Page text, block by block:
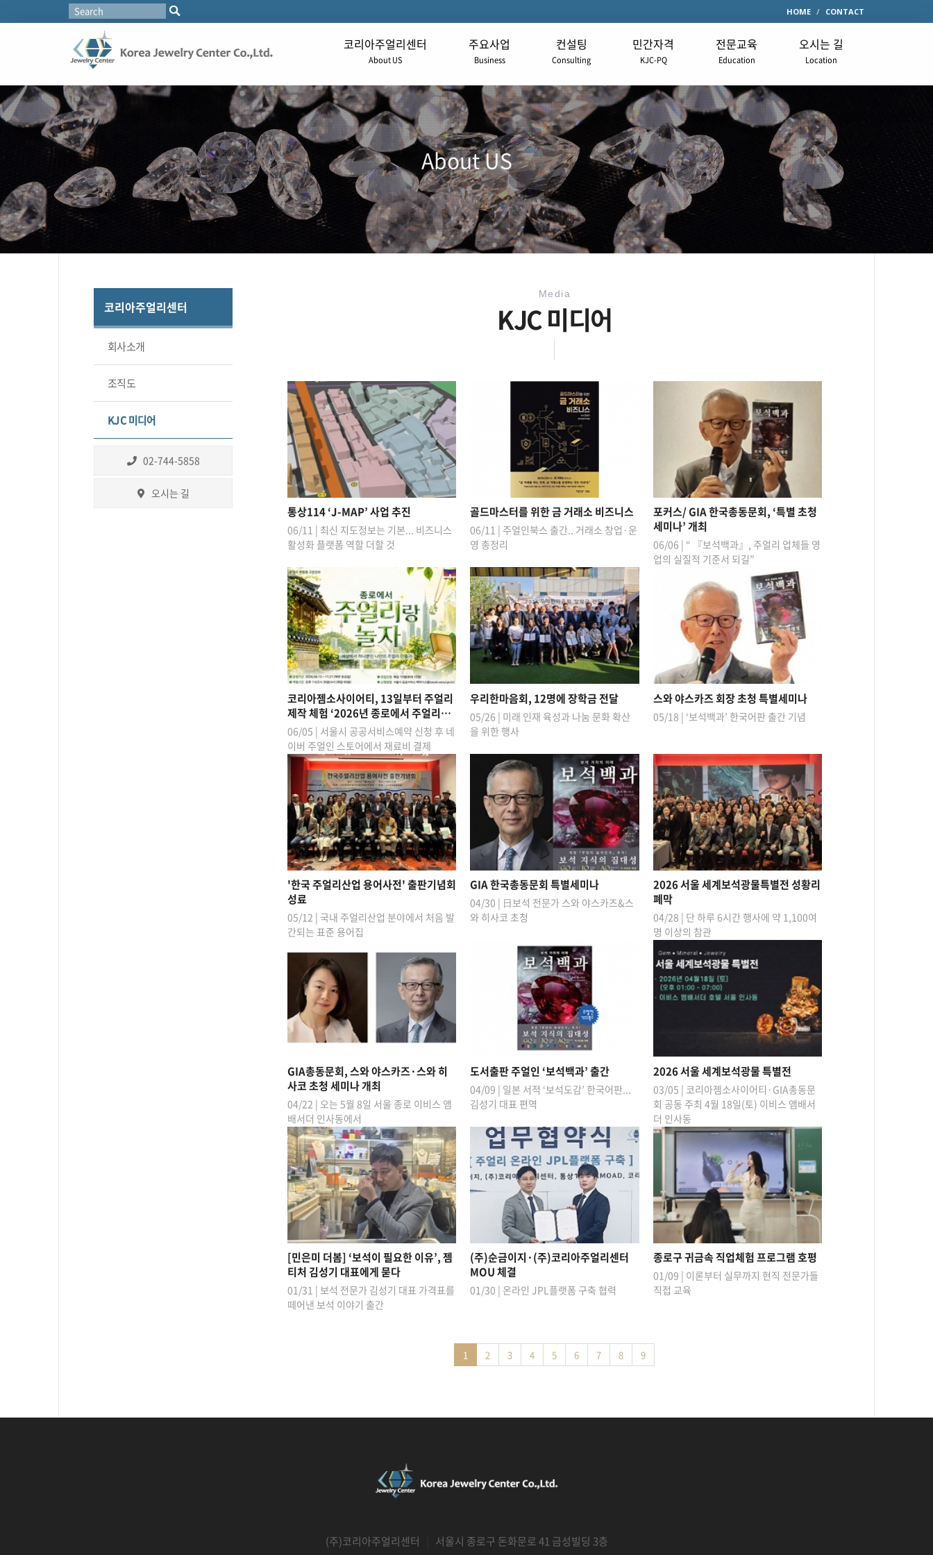
HOME CONTACT
코리아주얼리센터
About US
주요사업
Business
컨설팅
Consulting
민간자격
KJC-PQ
전문교육
Education
오시는 길
Location
About US
코리아주얼리센터
회사소개
조직도
KJC 미디어
02-744-5858
오시는 길
Media
KJC 미디어
통상114 ‘J-MAP’ 사업 추진
06/11 | 최신 지도정보는 기본... 비즈니스
활성화 플랫폼 역할 더할 것
골드마스터를 위한 금 거래소 비즈니스
06/11 | 주얼인북스 출간.. 거래소 창업·운
영 총정리
포커스/ GIA 한국총동문회, ‘특별 초청
세미나’ 개최
06/06 | “ 『보석백과』, 주얼리 업체들 영
업의 실질적 기준서 되길”
코리아젬소사이어티, 13일부터 주얼리
제작 체험 ‘2026년 종로에서 주얼리…
06/05 | 서울시 공공서비스예약 신청 후 네
이버 주얼인 스토어에서 재료비 결제
우리한마음회, 12명에 장학금 전달
05/26 | 미래 인재 육성과 나눔 문화 확산
을 위한 행사
스와 야스카즈 회장 초청 특별세미나
05/18 | ‘보석백과’ 한국어판 출간 기념
'한국 주얼리산업 용어사전' 출판기념회
성료
05/12 | 국내 주얼리산업 분야에서 처음 발
간되는 표준 용어집
GIA 한국총동문회 특별세미나
04/30 | 日보석 전문가 스와 야스카즈&스
와 히사코 초청
2026 서울 세계보석광물특별전 성황리
폐막
04/28 | 단 하루 6시간 행사에 약 1,100여
명 이상의 참관
GIA총동문회, 스와 야스카즈·스와 히
사코 초청 세미나 개최
04/22 | 오는 5월 8일 서울 종로 이비스 앰
배서더 인사동에서
도서출판 주얼인 ‘보석백과’ 출간
04/09 | 일본 서적 ‘보석도감’ 한국어판...
김성기 대표 편역
2026 서울 세계보석광물 특별전
03/05 | 코리아젬소사이어티·GIA총동문
회 공동 주최 4월 18일(토) 이비스 앰배서
더 인사동
[민은미 더봄] ‘보석이 필요한 이유’, 젬
티처 김성기 대표에게 묻다
01/31 | 보석 전문가 김성기 대표 가격표를
떼어낸 보석 이야기 출간
(주)순금이지·(주)코리아주얼리센터
MOU 체결
01/30 | 온라인 JPL플랫폼 구축 협력
종로구 귀금속 직업체험 프로그램 호평
01/09 | 이론부터 실무까지 현직 전문가들
직접 교육
1 2 3 4 5 6 7 8 9
(주)코리아주얼리센터
서울시 종로구 돈화문로 41 금성빌딩 3층